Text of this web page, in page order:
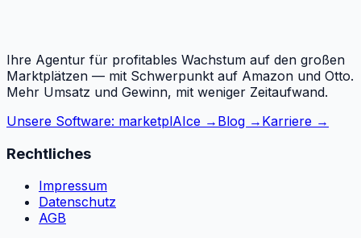
Ihre Agentur für profitables Wachstum auf den großen
Marktplätzen — mit Schwerpunkt auf Amazon und Otto.
Mehr Umsatz und Gewinn, mit weniger Zeitaufwand.
Unsere Software: marketplAIce → Blog → Karriere →
Rechtliches
Impressum
Datenschutz
AGB